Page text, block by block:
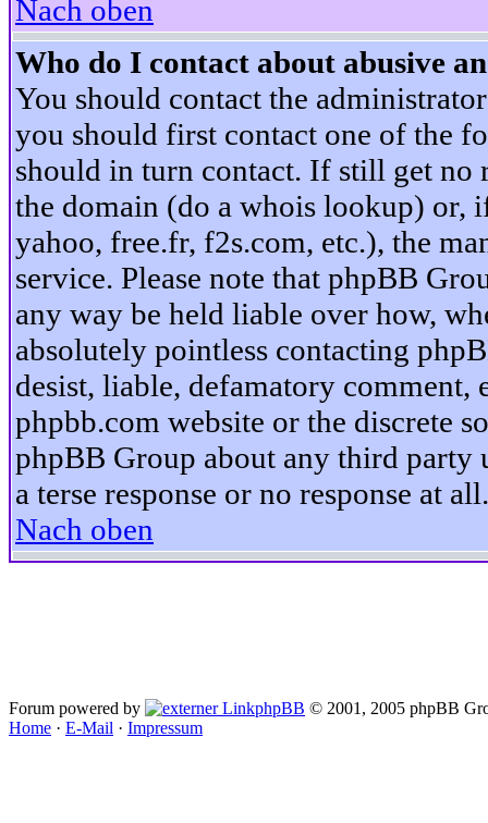
Nach oben
Who do I contact about abusive
You should contact the
you should first contact one of the
should in turn contact. If still get no
the domain (do a whois lookup) or,
yahoo, free.fr, f2s.com, etc.), the
service. Please note that phpBB
any way be held liable over how,
absolutely pointless contacting
desist, liable, defamatory
phpbb.com website or the discrete
phpBB Group about any third party
a terse response or no response at all.
Nach oben
Forum powered by phpBB © 2001, 2005 phpBB
Home · E-Mail · Impressum